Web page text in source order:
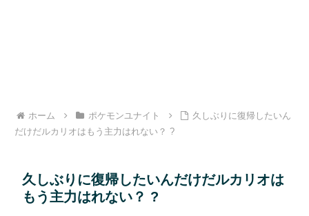
ホーム ポケモンユナイト
久しぶりに復帰したいん
だけだルカリオはもう主力はれない？ ?
久しぶりに復帰したいんだけだルカリオは
もう主力はれない？ ?